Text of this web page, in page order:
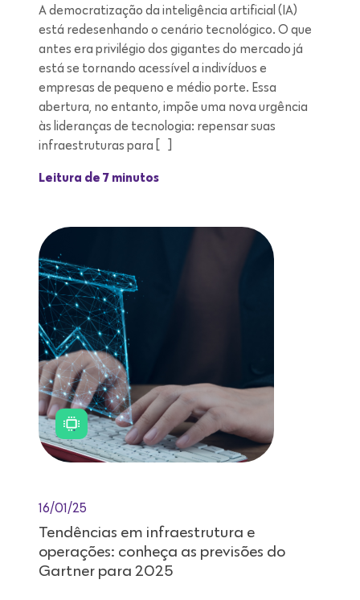
A democratização da inteligência artificial (IA)
está redesenhando o cenário tecnológico. O que
antes era privilégio dos gigantes do mercado já
está se tornando acessível a indivíduos e
empresas de pequeno e médio porte. Essa
abertura, no entanto, impõe uma nova urgência
às lideranças de tecnologia: repensar suas
infraestruturas para […]
Leitura de 7 minutos
16/01/25
Tendências em infraestrutura e
operações: conheça as previsões do
Gartner para 2025